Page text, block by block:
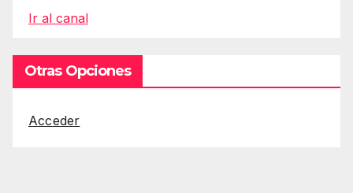
Ir al canal
Otras Opciones
Acceder